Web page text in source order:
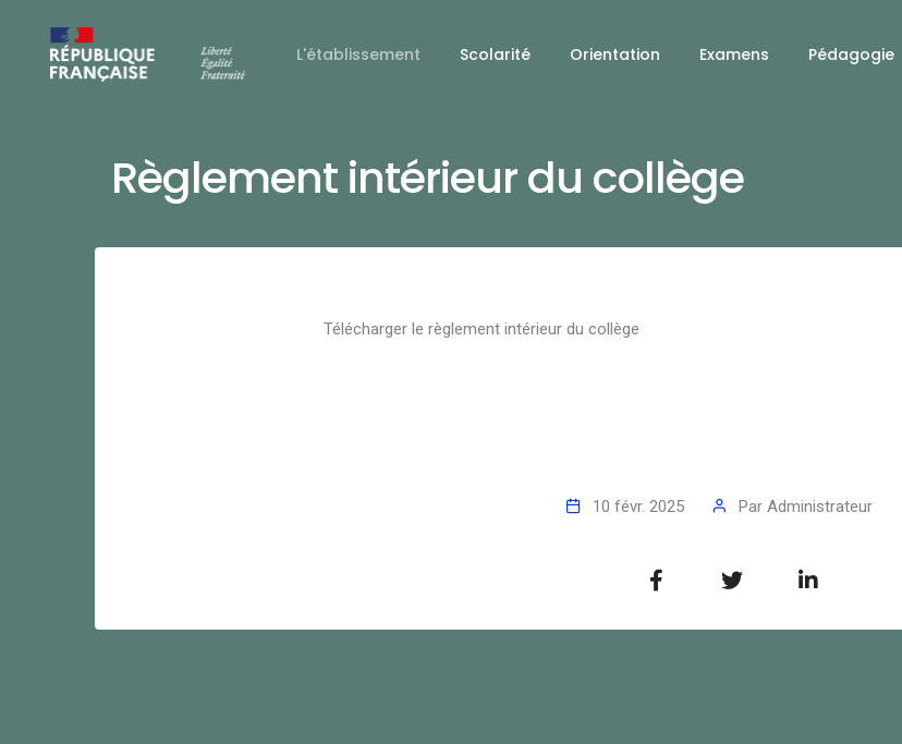
L'établissement Scolarité Orientation Examens Pédagogie
Règlement intérieur du collège
Télécharger le règlement intérieur du collège
10 févr. 2025 Par Administrateur